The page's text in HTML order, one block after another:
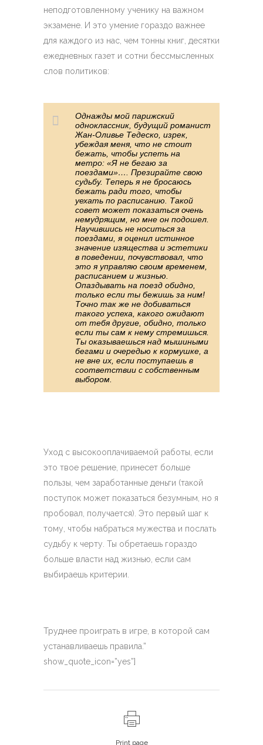
неподготовленному ученику на важном
экзамене. И это умение гораздо важнее
для каждого из нас, чем тонны книг, десятки
ежедневных газет и сотни бессмысленных
слов политиков:
Однажды мой парижский
одноклассник, будущий романист
Жан-Оливье Тедеско, изрек,
убеждая меня, что не стоит
бежать, чтобы успеть на
метро: «Я не бегаю за
поездами»…. Презирайте свою
судьбу. Теперь я не бросаюсь
бежать ради того, чтобы
уехать по расписанию. Такой
совет может показаться очень
немудрящим, но мне он подошел.
Научившись не носиться за
поездами, я оценил истинное
значение изящества и эстетики
в поведении, почувствовал, что
это я управляю своим временем,
расписанием и жизнью.
Опаздывать на поезд обидно,
только если ты бежишь за ним!
Точно так же не добиваться
такого успеха, какого ожидают
от тебя другие, обидно, только
если ты сам к нему стремишься.
Ты оказываешься над мышиными
бегами и очередью к кормушке, а
не вне их, если поступаешь в
соответствии с собственным
выбором.
Уход с высокооплачиваемой работы, если
это твое решение, принесет больше
пользы, чем заработанные деньги (такой
поступок может показаться безумным, но я
пробовал, получается). Это первый шаг к
тому, чтобы набраться мужества и послать
судьбу к черту. Ты обретаешь гораздо
больше власти над жизнью, если сам
выбираешь критерии.
Труднее проиграть в игре, в которой сам
устанавливаешь правила.”
show_quote_icon=”yes”]
Print page